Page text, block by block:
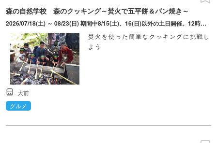
森の自然学校 森のクッキング～焚火で五平餅＆パン焼き～
2026/07/18(土) ～ 08/23(日) 期間中8/15(土)、16(日)以外の土日開催。12時～約45分の開催。五平餅7/18（土）･25（土）･8/1（土）･8（土）･22（土）パン焼き7/19（日）･26（日）･8/2（日）･9（日）･23（日）
焚火を使った簡単なクッキングに挑戦し
よう
大前
グルメ